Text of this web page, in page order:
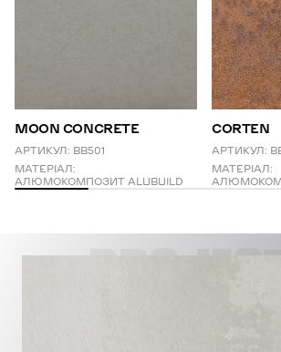
MOON CONCRETE
АРТИКУЛ: BB501
МАТЕРІАЛ:
АЛЮМОКОМПОЗИТ ALUBUILD
CORTEN
АРТИКУЛ:
МАТЕРІАЛ: